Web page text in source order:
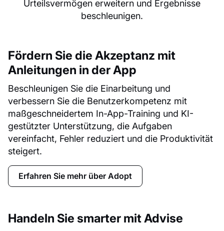
Urteilsvermögen erweitern und Ergebnisse
beschleunigen.
Fördern Sie die Akzeptanz mit
Anleitungen in der App
Beschleunigen Sie die Einarbeitung und
verbessern Sie die Benutzerkompetenz mit
maßgeschneidertem In-App-Training und KI-
gestützter Unterstützung, die Aufgaben
vereinfacht, Fehler reduziert und die Produktivität
steigert.
Erfahren Sie mehr über Adopt
Handeln Sie smarter mit Advise